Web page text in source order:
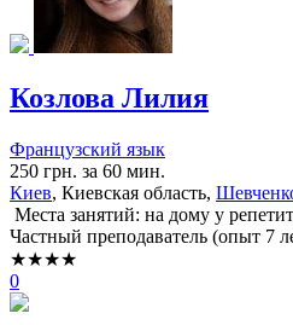
Козлова Лилия
Французский язык
250 грн. за 60 мин.
Киев, Киевская область,
Места занятий: на дому у
Частный преподаватель (опыт 7
★★★★
0